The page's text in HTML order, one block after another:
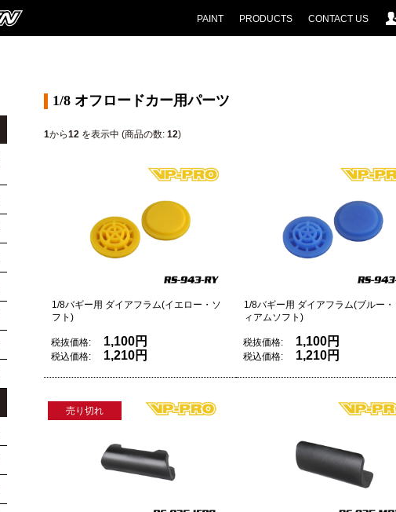
PAINT PRODUCTS CONTACT US
1/8 オフロードカー用パーツ
1から12 を表示中 (商品の数: 12)
1/8バギー用 ダイアフラム(イエロー・ソ
フト)
税抜価格: 1,100円
税込価格: 1,210円
1/8バギー用 ダイアフラム(ブルー
ィアムソフト)
税抜価格: 1,100円
税込価格: 1,210円
売り切れ